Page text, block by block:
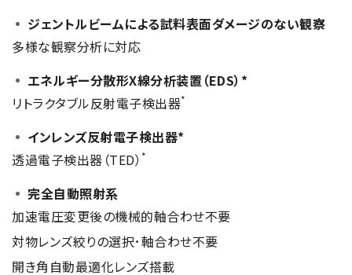
お薦め消耗品
ジェントルビームによる試料表面ダメージのない観察
多様な観察分析に対応
エネルギー分散形X線分析装置（EDS）*
リトラクタブル反射電子検出器*
インレンズ反射電子検出器*
透過電子検出器（TED） *
完全自動照射系
加速電圧変更後の機械的軸合わせ不要
対物レンズ絞りの選択･軸合わせ不要
開き角自動最適化レンズ搭載